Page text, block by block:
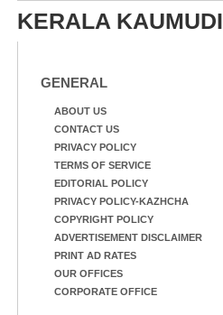
KERALA KAUMUDI
GENERAL
ABOUT US
CONTACT US
PRIVACY POLICY
TERMS OF SERVICE
EDITORIAL POLICY
PRIVACY POLICY-KAZHCHA
COPYRIGHT POLICY
ADVERTISEMENT DISCLAIMER
PRINT AD RATES
OUR OFFICES
CORPORATE OFFICE